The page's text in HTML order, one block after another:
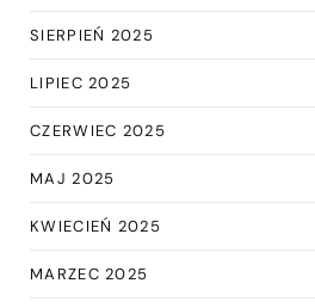
SIERPIEŃ 2025
LIPIEC 2025
CZERWIEC 2025
MAJ 2025
KWIECIEŃ 2025
MARZEC 2025